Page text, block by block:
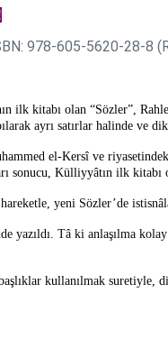
978-605-5620-28-8
kitabı olan “Sözler”,
ayrı satırlar halinde ve
el-Kersî ve
sonucu, Külliyyâtın ilk
yeni Sözler’de
yazıldı. Tâ ki anlaşılma
kullanılmak suretiyle,